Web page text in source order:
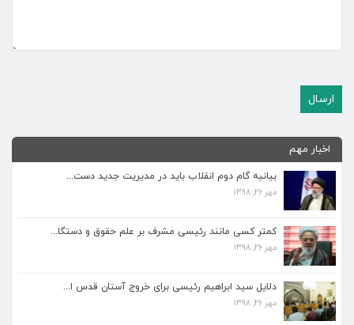
اخبار مهم
بیانیه گام دوم انقلاب باید در مدیریت جدید دست...
مهر 26, 1398
کمتر کسی مانند رئیسی مشرف بر علم حقوق و دستگا...
مهر 26, 1398
دلایل سید ابراهیم رئیسی برای خروج آستان قدس ا...
مهر 26, 1398
کمتر کسی مانند رئیسی مشرف بر علم حقوق و دستگا...
دلایل سید ابراهیم رئیسی برای خروج آستان قدس ا...